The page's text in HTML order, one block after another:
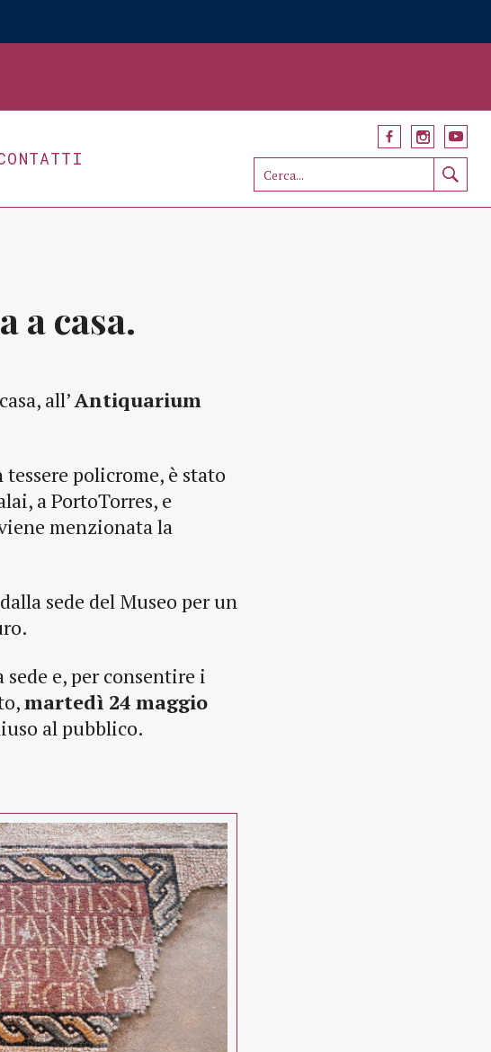
a casa.
all’Antiquarium
policrome, è stato
a PortoTorres, e
menzionata la
sede del Museo per un
e, per consentire i
martedì 24 maggio
al pubblico.